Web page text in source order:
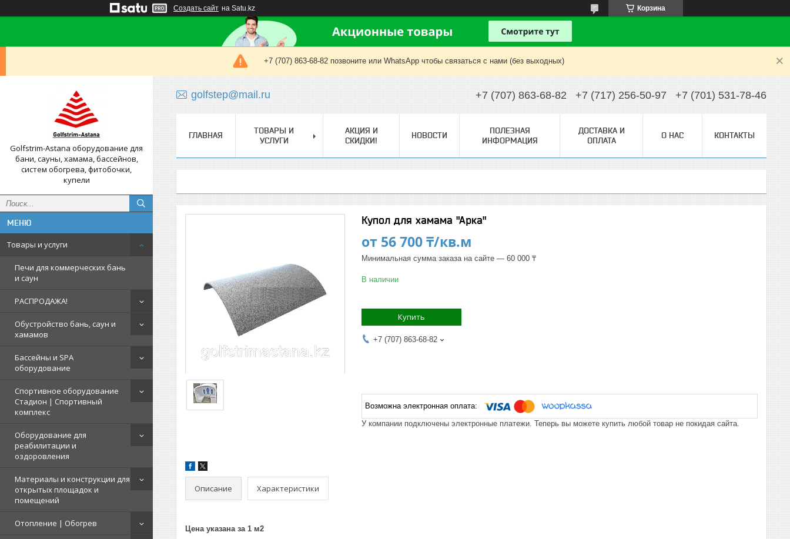
Создать сайт на Satu.kz Корзина
+7 (707) 863-68-82 позвоните или WhatsApp чтобы связаться с нами (без выходных)
Golfstrim-Astana оборудование для
бани, сауны, хамама, бассейнов,
систем обогрева, фитобочки,
купели
Товары и услуги
Печи для коммерческих бань
и саун
РАСПРОДАЖА!
Обустройство бань, саун и
хамамов
Бассейны и SPA
оборудование
Спортивное оборудование
Стадион | Cпортивный
комплекс
Оборудование для
реабилитации и
оздоровления
Материалы и конструкции для
открытых площадок и
помещений
Отопление | Обогрев
golfstep@mail.ru +7 (707) 863-68-82 +7 (717) 256-50-97 +7 (701) 531-78-46
ГЛАВНАЯ
ТОВАРЫ И
УСЛУГИ
АКЦИЯ И
СКИДКИ!
НОВОСТИ
ПОЛЕЗНАЯ
ИНФОРМАЦИЯ
ДОСТАВКА И
ОПЛАТА
О НАС КОНТАКТЫ
Купол для хамама "Арка"
от 56 700 ₸/кв.м
Минимальная сумма заказа на сайте — 60 000 ₸
В наличии
Купить
+7 (707) 863-68-82
У компании подключены электронные платежи. Теперь вы можете купить любой товар не покидая сайта.
Описание Характеристики
Цена указана за 1 м2